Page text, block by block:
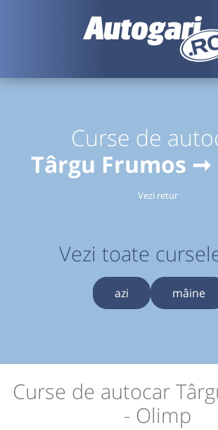
Curse de
Târgu Frumos ➞
Vezi retur
Vezi toate
azi mâine
Curse de autocar
- Olimp